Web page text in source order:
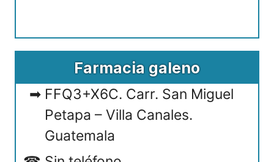
Farmacia galeno
FFQ3+X6C. Carr. San Miguel
Petapa – Villa Canales.
Guatemala